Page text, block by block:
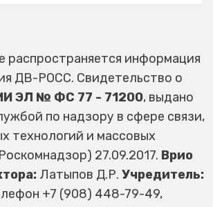
распространяется информация
ДВ-РОСС. Свидетельство о
ЭЛ № ФС 77 - 71200, выдано
по надзору в сфере связи,
технологий и массовых
27.09.2017. Врио
Латыпов Д.Р. Учредитель:
+7 (908) 448-79-49,